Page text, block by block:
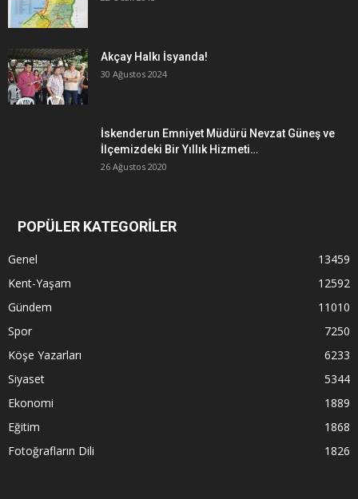
Akçay Halkı İsyanda!
30 Ağustos 2024
İskenderun Emniyet Müdürü Nevzat Güneş ve
İlçemizdeki Bir Yıllık Hizmeti…
26 Ağustos 2020
POPÜLER KATEGORİLER
Genel
13459
Kent-Yaşam
12592
Gündem
11010
Spor
7250
Köşe Yazarları
6233
Siyaset
5344
Ekonomi
1889
Eğitim
1868
Fotoğrafların Dili
1826